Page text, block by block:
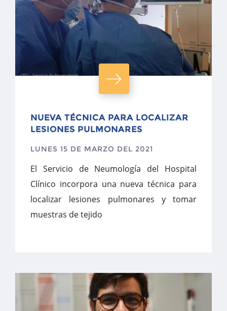
NUEVA TÉCNICA PARA LOCALIZAR
LESIONES PULMONARES
LUNES 15 DE MARZO DEL 2021
El Servicio de Neumología del Hospital
Clínico incorpora una nueva técnica para
localizar lesiones pulmonares y tomar
muestras de tejido